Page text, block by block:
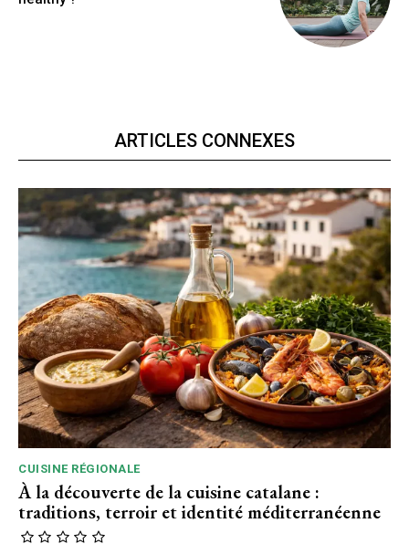
ARTICLES CONNEXES
CUISINE RÉGIONALE
À la découverte de la cuisine catalane :
traditions, terroir et identité méditerranéenne